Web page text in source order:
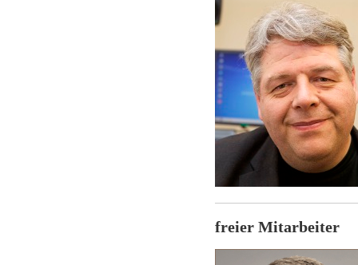
freier Mitarbeiter